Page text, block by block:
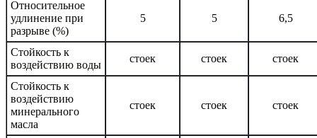
Относительное
удлинение при
разрыве (%)
5 5 6,5
Стойкость к
воздействию воды
стоек стоек стоек
Стойкость к
воздействию
минерального
масла
стоек стоек стоек